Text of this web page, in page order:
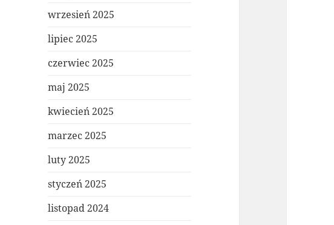
wrzesień 2025
lipiec 2025
czerwiec 2025
maj 2025
kwiecień 2025
marzec 2025
luty 2025
styczeń 2025
listopad 2024